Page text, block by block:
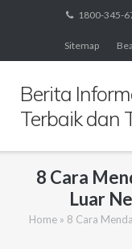
1800-345-
Sitemap
Berita
Terbaik dan
8 Cara
Luar
Home» 8 Cara